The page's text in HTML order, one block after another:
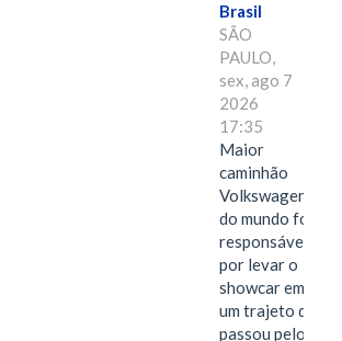
Brasil
SÃO
PAULO,
sex, ago 7
2026
17:35
Maior
caminhão
Volkswagen
do mundo foi
responsável
por levar o
showcar em
um trajeto que
passou pelo